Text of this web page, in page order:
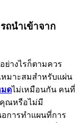
ถนำเข้าจาก
ย่างไรก็ตามควร
หมาะสมสำหรับแผ่น
มดไม่เหมือนกัน คนที่
ณหรือไม่มี
การทำแผนที่การ